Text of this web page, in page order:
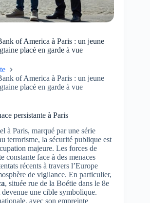
of America à Paris : un jeune
placé en garde à vue
of America à Paris : un jeune
placé en garde à vue
persistante à Paris
à Paris, marqué par une série
terrorisme, la sécurité publique est
majeure. Les forces de
constante face à des menaces
récents à travers l’Europe
de vigilance. En particulier,
, située rue de la Boétie dans le 8e
devenue une cible symbolique.
avec son empreinte